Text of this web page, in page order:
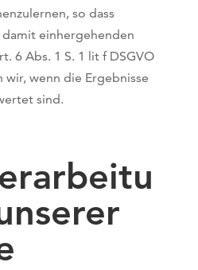
so dass
einhergehenden
6 Abs. 1 S. 1 lit f DSGVO
wir, wenn die Ergebnisse
sind.